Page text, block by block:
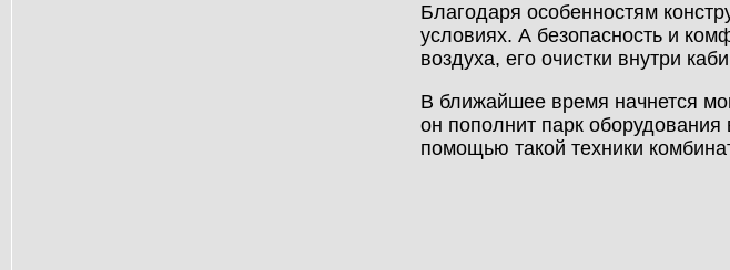
Благодаря особенностям
условиях. А безопасность и
воздуха, его очистки внутри
В ближайшее время начнется
он пополнит парк оборудования
помощью такой техники